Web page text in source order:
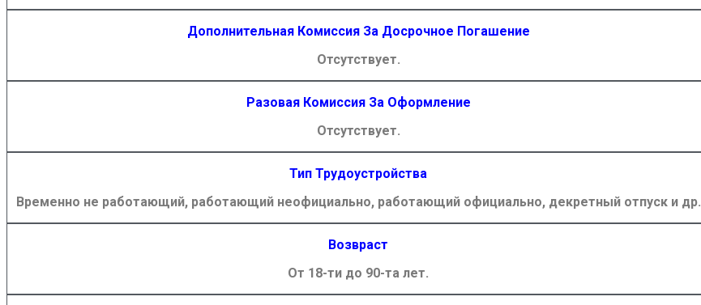
Дополнительная Комиссия За Досрочное Погашение
Отсутствует.
Разовая Комиссия За Оформление
Отсутствует.
Тип Трудоустройства
Временно не работающий, работающий неофициально, работающий официально, декретный отпуск и др.
Возвраст
От 18-ти до 90-та лет.